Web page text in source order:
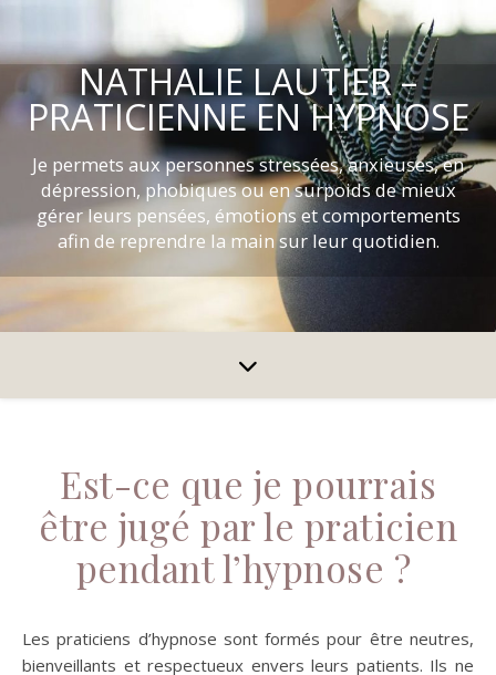
NATHALIE LAUTIER –
PRATICIENNE EN HYPNOSE
Je permets aux personnes stressées, anxieuses, en
dépression, phobiques ou en surpoids de mieux
gérer leurs pensées, émotions et comportements
afin de reprendre la main sur leur quotidien.
Est-ce que je pourrais
être jugé par le praticien
pendant l’hypnose ?
Les praticiens d’hypnose sont formés pour être neutres,
bienveillants et respectueux envers leurs patients. Ils ne